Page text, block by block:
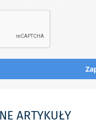
ARTYKUŁY